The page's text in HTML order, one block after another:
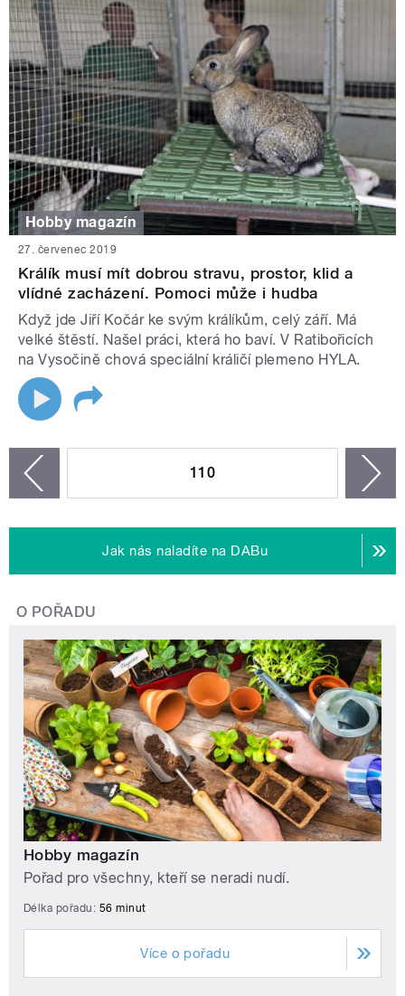
Hobby magazín
27. červenec 2019
Králík musí mít dobrou stravu, prostor, klid a
vlídné zacházení. Pomoci může i hudba
Když jde Jiří Kočár ke svým králíkům, celý září. Má
velké štěstí. Našel práci, která ho baví. V Ratibořicích
na Vysočině chová speciální králičí plemeno HYLA.
110
Jak nás naladíte na DABu
O POŘADU
Hobby magazín
Pořad pro všechny, kteří se neradi nudí.
Délka pořadu: 56 minut
Více o pořadu